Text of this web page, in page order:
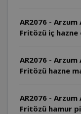
AR2076 -
Fritözü iç
AR2076 -
Fritözü hazne
AR2076 -
Fritözü hamur